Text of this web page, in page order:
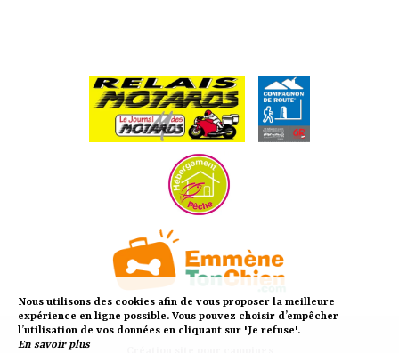
Nous utilisons des cookies afin de vous proposer la meilleure
expérience en ligne possible. Vous pouvez choisir d’empêcher
l’utilisation de vos données en cliquant sur 'Je refuse'.
En savoir plus